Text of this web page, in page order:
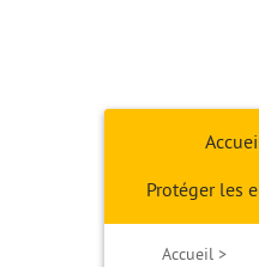
Infoparent29
Protéger les
Accueil >